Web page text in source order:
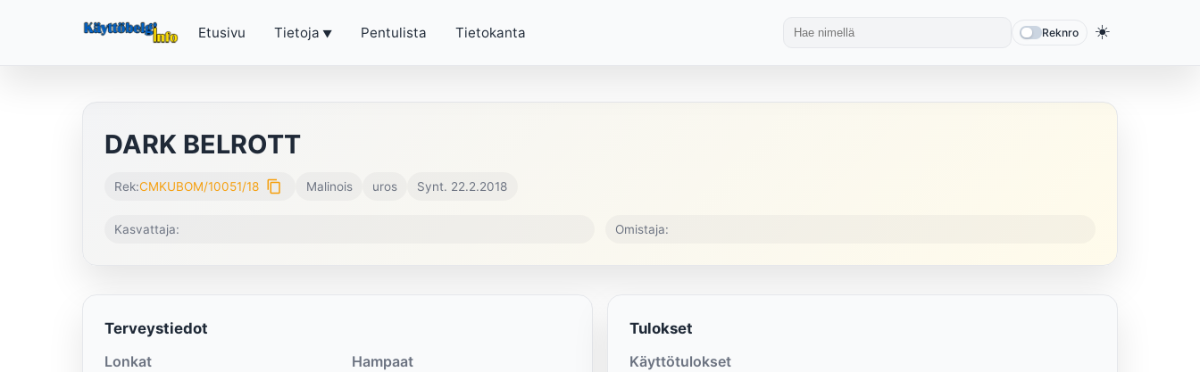
Etusivu Tietoja Pentulista Tietokanta Reknro ☀️
DARK BELROTT
Rek:CMKUBOM/10051/18 content_copy Malinois uros Synt. 22.2.2018
Kasvattaja: Omistaja:
Terveystiedot
Lonkat
Hampaat
Tulokset
Käyttötulokset